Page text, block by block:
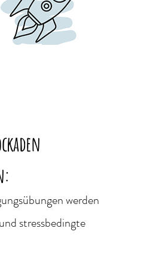
werden
stressbedingte